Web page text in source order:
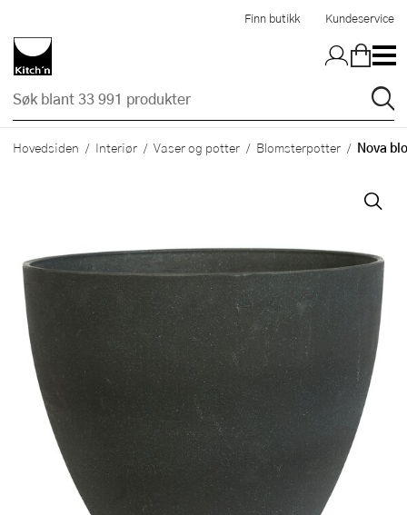
Finn butikk Kundeservice
Hovedsiden Interiør Vaser og potter Blomsterpotter Nova